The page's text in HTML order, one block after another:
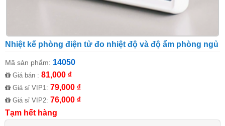
Nhiệt kế phòng điện tử đo nhiệt độ và độ ẩm phòng ngủ
Mã sản phẩm: 14050
Giá bán : 81,000 ₫
Giá sỉ VIP1: 79,000 ₫
Giá sỉ VIP2: 76,000 ₫
Tạm hết hàng